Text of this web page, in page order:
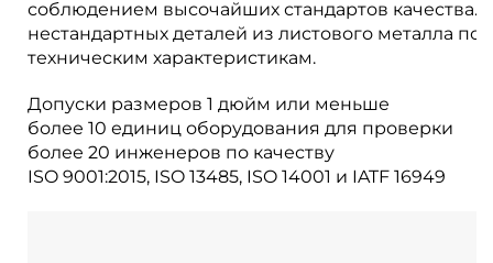
соблюдением высочайших стандартов качества.
нестандартных деталей из листового металла
техническим характеристикам.
Допуски размеров 1 дюйм или меньше
более 10 единиц оборудования для проверки
более 20 инженеров по качеству
ISO 9001:2015, ISO 13485, ISO 14001 и IATF 16949